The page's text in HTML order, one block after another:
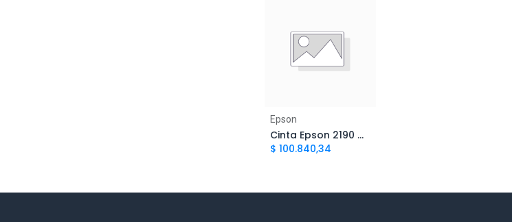
Add to Cart
Epson
Cinta Epson 2190 MEGATONER Genérico Negro (M-LQ2090/FX-2190/1600KIIIH) | Megatoner
$ 100.840,34